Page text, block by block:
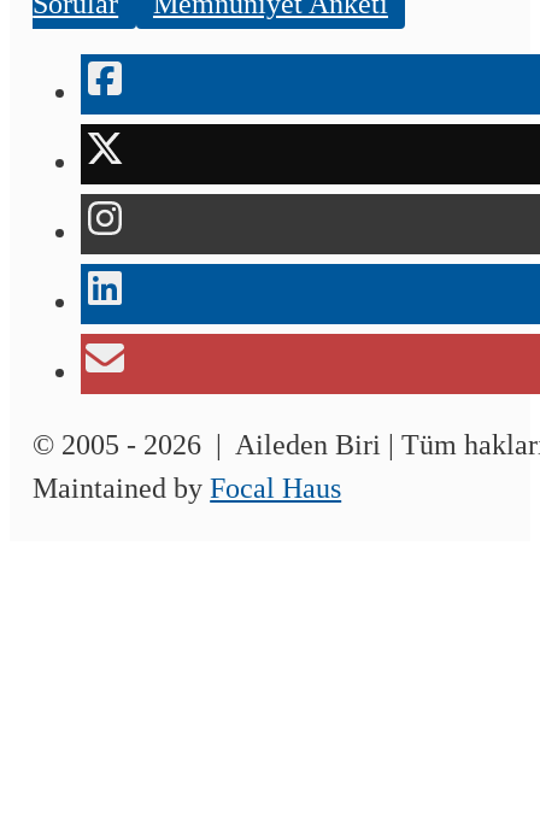
© 2005 - 2026 | Aileden Biri | Tüm hakları
Maintained byFocal Haus